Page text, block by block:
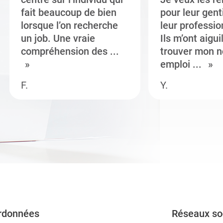
fait beaucoup de bien
lorsque l’on recherche
un job. Une vraie
compréhension des ...
F.
pour leur
leur
Ils m’ont
trouver mon
emploi ...
Y.
Réseaux